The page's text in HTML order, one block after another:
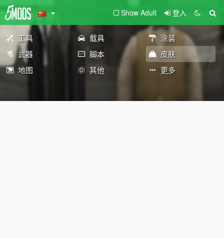
Show Adult 登入
工具 载具
涂装
武器
脚本
皮肤
地图
其他 更多